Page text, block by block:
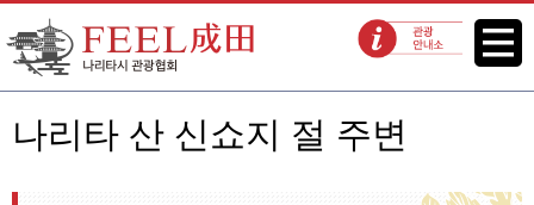
FEEL 나리타 나리타시 관광협회 관광 안내소 메뉴
나리타 산 신쇼지 절 주변